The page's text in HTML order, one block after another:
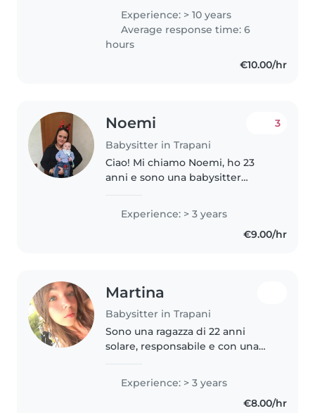
di tutte le età, inclusi quelli con
esigenze speciali come asma,
diabete e allergie alimentari...
Experience: > 10 years
Average response time: 6
hours
€10.00/hr
Noemi
Babysitter in Trapani
3
Ciao! Mi chiamo Noemi, ho 23
anni e sono una babysitter
stare con loro mi trasmette gioia
Experience: > 3 years
€9.00/hr
Martina
Babysitter in Trapani
Sono una ragazza di 22 anni
solare, responsabile e con una
dell'infanzia. Mi offro come
babysitter per supportarvi nella
gestione quotidiana dei vostri..
Experience: > 3 years
€8.00/hr